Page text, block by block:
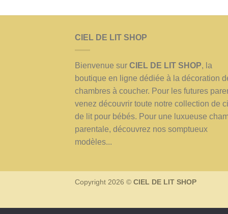
CIEL DE LIT SHOP
Bienvenue sur CIEL DE LIT SHOP, la
boutique en ligne dédiée à la décoration
chambres à coucher. Pour les futures
venez découvrir toute notre collection de
de lit pour bébés. Pour une luxueuse
parentale, découvrez nos somptueux
modèles...
Copyright 2026 © CIEL DE LIT SHOP